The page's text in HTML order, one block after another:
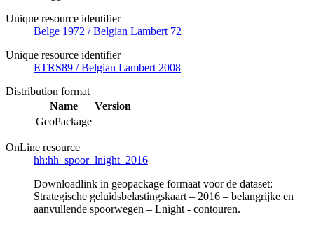
Unique resource identifier
Belge 1972 / Belgian Lambert 72
Unique resource identifier
ETRS89 / Belgian Lambert 2008
Distribution format
Name
Version
GeoPackage
OnLine resource
hh:hh_spoor_lnight_2016
Downloadlink in geopackage formaat voor de dataset:
Strategische geluidsbelastingskaart – 2016 – belangrijke en
aanvullende spoorwegen – Lnight - contouren.